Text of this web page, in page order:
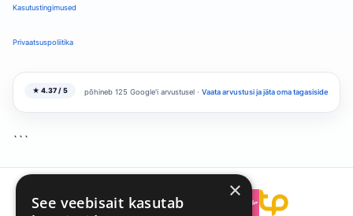
Kasutustingimused
Privaatsuspoliitika
★ 4.37 / 5 põhineb 125 Google'i arvustusel · Vaata arvustusi ja jäta oma tagasiside
```
``` ×
See veebisait kasutab